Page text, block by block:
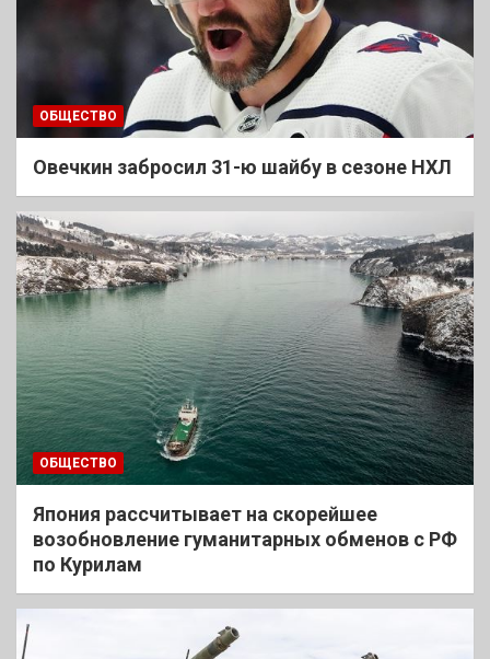
ОБЩЕСТВО
Овечкин забросил 31-ю шайбу в сезоне НХЛ
ОБЩЕСТВО
Япония рассчитывает на скорейшее
возобновление гуманитарных обменов с РФ
по Курилам